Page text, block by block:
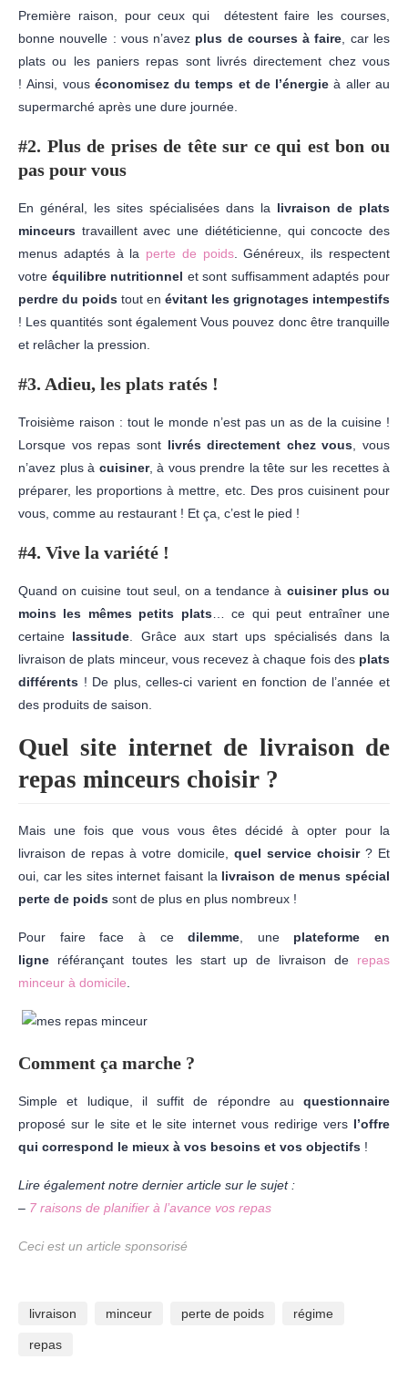
Première raison, pour ceux qui détestent faire les courses,
bonne nouvelle : vous n’avez plus de courses à faire , car les
plats ou les paniers repas sont livrés directement chez vous
! Ainsi, vous économisez du temps et de l’énergie à aller au
supermarché après une dure journée.
#2. Plus de prises de tête sur ce qui est bon ou
pas pour vous
En général, les sites spécialisées dans la livraison de plats
minceurs travaillent avec une diététicienne, qui concocte des
menus adaptés à la perte de poids. Généreux, ils respectent
votre équilibre nutritionnel et sont suffisamment adaptés pour
perdre du poids tout en évitant les grignotages intempestifs
! Les quantités sont également Vous pouvez donc être tranquille
et relâcher la pression.
#3. Adieu, les plats ratés !
Troisième raison : tout le monde n’est pas un as de la cuisine !
Lorsque vos repas sont livrés directement chez vous , vous
n’avez plus à cuisiner, à vous prendre la tête sur les recettes à
préparer, les proportions à mettre, etc. Des pros cuisinent pour
vous, comme au restaurant ! Et ça, c’est le pied !
#4. Vive la variété !
Quand on cuisine tout seul, on a tendance à cuisiner plus ou
moins les mêmes petits plats… ce qui peut entraîner une
certaine lassitude . Grâce aux start ups spécialisés dans la
livraison de plats minceur, vous recevez à chaque fois des plats
différents ! De plus, celles-ci varient en fonction de l’année et
des produits de saison.
Quel site internet de livraison de
repas minceurs choisir ?
Mais une fois que vous vous êtes décidé à opter pour la
livraison de repas à votre domicile, quel service choisir? Et
oui, car les sites internet faisant la livraison de menus spécial
perte de poids sont de plus en plus nombreux !
Pour faire face à cedilemme , une plateforme en
ligne référançant toutes les start up de livraison de repas
minceur à domicile
Comment ça marche ?
Simple et ludique, il suffit de répondre au questionnaire
proposé sur le site et le site internet vous redirige vers l’offre
qui correspond le mieux à vos besoins et vos objectifs !
Lire également notre dernier article sur le sujet :
– 7 raisons de planifier à l’avance vos repas
Ceci est un article sponsorisé
livraison minceur perte de poids régime
repas